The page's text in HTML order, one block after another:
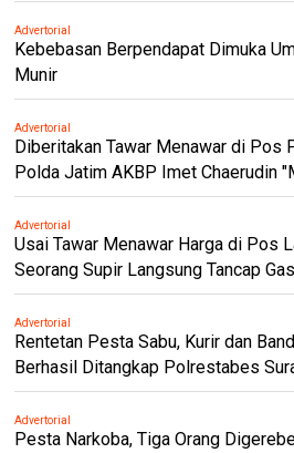
Advertorial
Kebebasan Berpendapat Dimuka
Munir
Advertorial
Diberitakan Tawar Menawar di Pos
Polda Jatim AKBP Imet Chaerudin
Advertorial
Usai Tawar Menawar Harga di Pos
Seorang Supir Langsung Tancap Gas
Advertorial
Rentetan Pesta Sabu, Kurir dan
Berhasil Ditangkap Polrestabes
Advertorial
Pesta Narkoba, Tiga Orang